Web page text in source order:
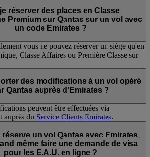
réserver des places en Classe
Premium sur Qantas sur un vol avec
un code Emirates ?
vous ne pouvez réserver un siège qu'en
Classe Affaires ou Première Classe sur
des modifications à un vol opéré
Qantas auprès d'Emirates ?
peuvent être effectuées via
auprès du Service Clients Emirates.
réserve un vol Qantas avec Emirates,
même faire une demande de visa
pour les E.A.U. en ligne ?